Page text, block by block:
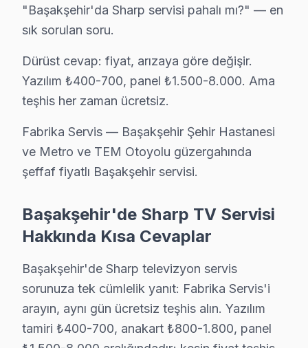
· Müşteri memnuniyeti
· Ortalama tamir süresi:
Bu sayfayla ilgili hizmet sayfaları:
↑ Sharp Servis Ana Sayfası
↑ Başakşehir TV Servis Merkezi
Başakşehir Yakın İlçelerde Sharp Servisi
· Arnavutköy Sharp
· Avcılar Sharp
· Bağcılar Sharp
· Bahçelievler Sharp
"Başakşehir'da Sharp servisi pahalı mı?" — en
sık sorulan soru.
Dürüst cevap: fiyat, arızaya göre değişir.
Yazılım ₺400-700, panel ₺1.500-8.000. Ama
teşhis her zaman ücretsiz.
Fabrika Servis — Başakşehir Şehir Hastanesi
ve Metro ve TEM Otoyolu güzergahında
şeffaf fiyatlı Başakşehir servisi.
Başakşehir'de Sharp TV Servisi
Hakkında Kısa Cevaplar
Başakşehir'de Sharp televizyon servis
sorunuza tek cümlelik yanıt: Fabrika Servis'i
arayın, aynı gün ücretsiz teşhis alın. Yazılım
tamiri ₺400-700, anakart ₺800-1.800, panel